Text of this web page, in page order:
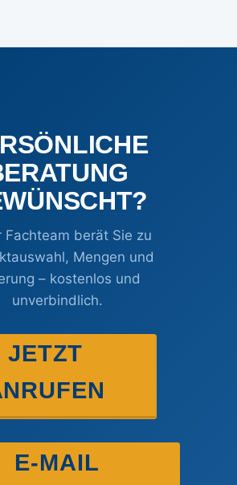
Fachteam berät Sie zu
Mengen und
– kostenlos und
unverbindlich.
JETZT
E-MAIL